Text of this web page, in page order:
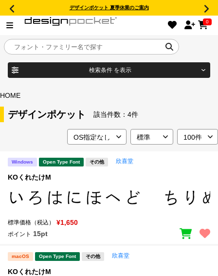
デザインポケット 夏季休業のご案内
0
目的別フォントガイド
特集
年間ライセンス商品
キャンペーン一覧
新着一覧
検索条件 を表示
HOME
デザインポケット 該当件数： 4件
Windows Open Type Font その他 欣喜堂
KOくれたけM
標準価格（税込） ¥1,650
ポイント 15pt
macOS Open Type Font その他 欣喜堂
KOくれたけM